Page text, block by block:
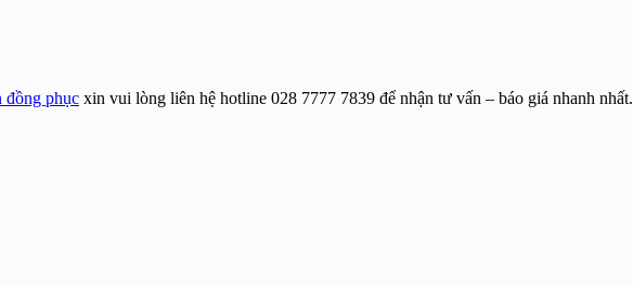
đồng phục xin vui lòng liên hệ hotline 028 7777 7839 để nhận tư vấn – báo giá nhanh nhất.